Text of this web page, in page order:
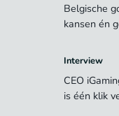
Belgische
kansen én
Interview
CEO
is één klik